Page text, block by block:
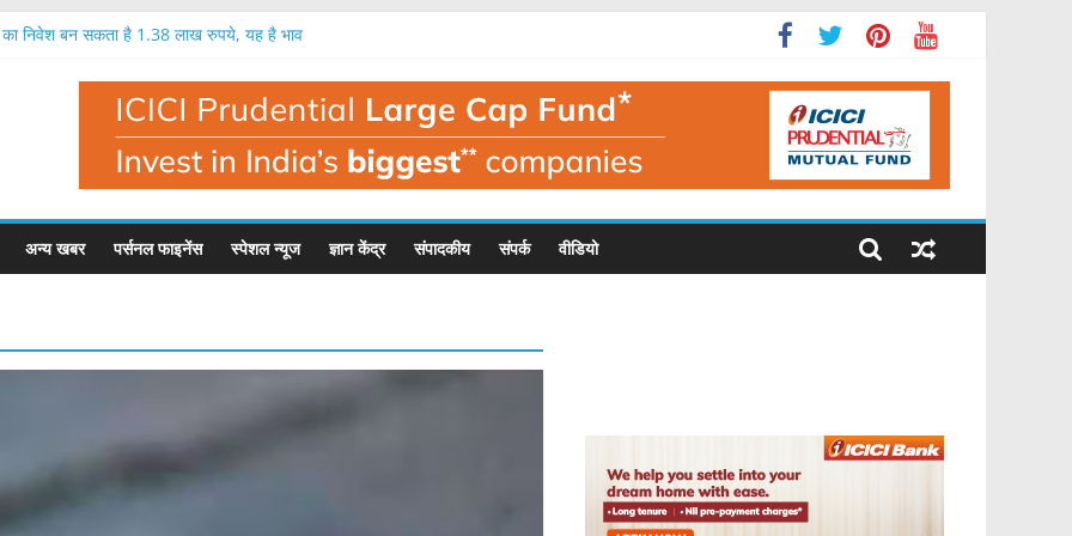
निवेश बन सकता है 1.38 लाख रुपये, यह है भाव
लाख रुपये का निवेश बन सकता है 1.35 लाख रुपये
मालामाल, एक लाख का निवेश बना 1.56 लाख
बड़ी गिरावट, इस फंड मैनेजर ने दी चेतावनी
अन्य खबर पर्सनल फाइनेंस स्पेशल न्यूज ज्ञान केंद्र संपादकीय संपर्क वीडियो